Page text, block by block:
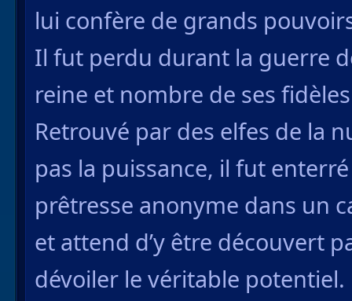
lui confère de grands
Il fut perdu durant la guerre
reine et nombre de ses
Retrouvé par des elfes de la
pas la puissance, il fut
prêtresse anonyme dans un
et attend d’y être découvert
dévoiler le véritable potentiel.